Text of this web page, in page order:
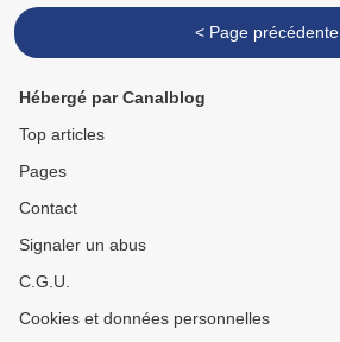
< Page précédente
Hébergé par Canalblog
Top articles
Pages
Contact
Signaler un abus
C.G.U.
Cookies et données personnelles